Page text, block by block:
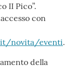
II Pico”.
con
novita/eventi.
della